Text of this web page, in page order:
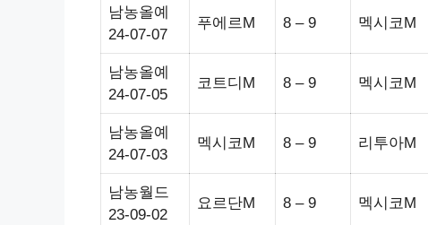
남농올예
24-07-07
푸에르M 8 – 9 멕시코M
남농올예
24-07-05
코트디M 8 – 9 멕시코M
남농올예
24-07-03
멕시코M 8 – 9 리투아M
남농월드
23-09-02
요르단M 8 – 9 멕시코M